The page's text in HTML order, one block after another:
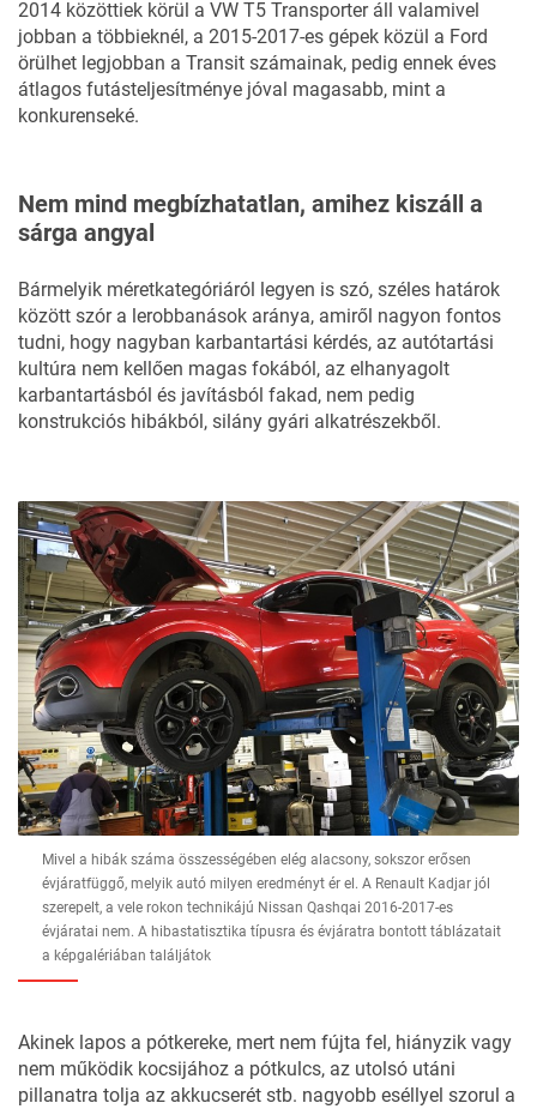
2014 közöttiek körül a VW T5 Transporter áll valamivel
jobban a többieknél, a 2015-2017-es gépek közül a Ford
örülhet legjobban a Transit számainak, pedig ennek éves
átlagos futásteljesítménye jóval magasabb, mint a
konkurenseké.
Nem mind megbízhatatlan, amihez kiszáll a
sárga angyal
Bármelyik méretkategóriáról legyen is szó, széles határok
között szór a lerobbanások aránya, amiről nagyon fontos
tudni, hogy nagyban karbantartási kérdés, az autótartási
kultúra nem kellően magas fokából, az elhanyagolt
karbantartásból és javításból fakad, nem pedig
konstrukciós hibákból, silány gyári alkatrészekből.
Mivel a hibák száma összességében elég alacsony, sokszor erősen
évjáratfüggő, melyik autó milyen eredményt ér el. A Renault Kadjar jól
szerepelt, a vele rokon technikájú Nissan Qashqai 2016-2017-es
évjáratai nem. A hibastatisztika típusra és évjáratra bontott táblázatait
a képgalériában találjátok
Akinek lapos a pótkereke, mert nem fújta fel, hiányzik vagy
nem működik kocsijához a pótkulcs, az utolsó utáni
pillanatra tolja az akkucserét stb. nagyobb eséllyel szorul a